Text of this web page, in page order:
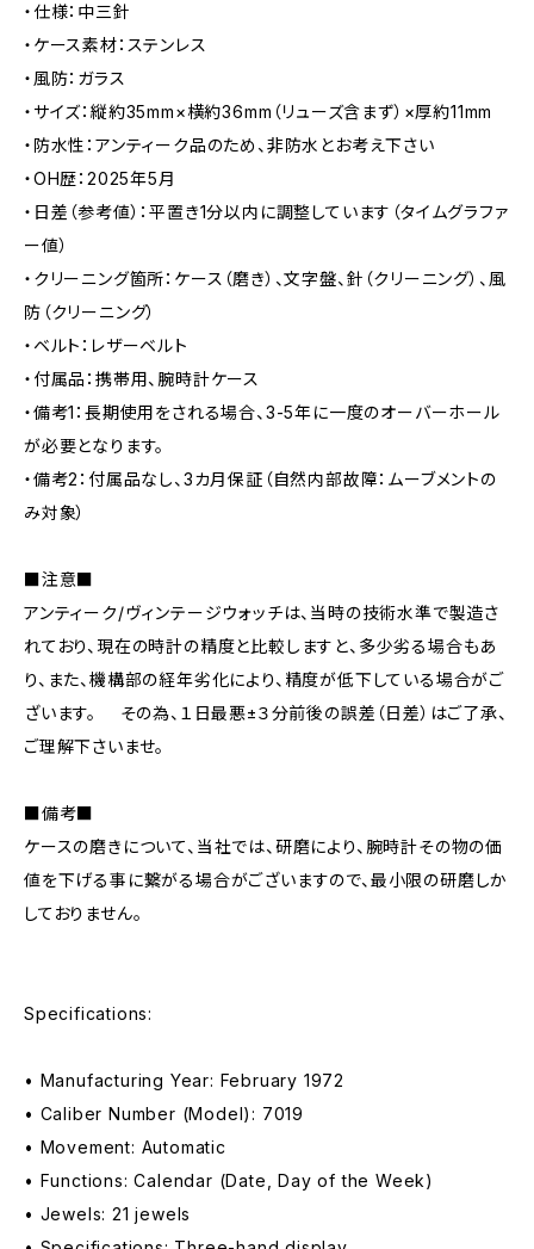
・仕様：中三針
・ケース素材：ステンレス
・風防：ガラス
・サイズ：縦約35mm×横約36mm（リューズ含まず）×厚約11mm
・防水性：アンティーク品のため、非防水とお考え下さい
・OH歴：2025年5月
・日差（参考値）：平置き1分以内に調整しています（タイムグラファ
ー値）
・クリーニング箇所：ケース（磨き）、文字盤、針（クリーニング）、風
防（クリーニング）
・ベルト：レザーベルト
・付属品：携帯用、腕時計ケース
・備考1：長期使用をされる場合、3-5年に一度のオーバーホール
が必要となります。
・備考2：付属品なし、3カ月保証（自然内部故障：ムーブメントの
み対象）
■注意■
アンティーク/ヴィンテージウォッチは、当時の技術水準で製造さ
れており、現在の時計の精度と比較しますと、多少劣る場合もあ
り、また、機構部の経年劣化により、精度が低下している場合がご
ざいます。 その為、１日最悪±３分前後の誤差（日差）はご了承、
ご理解下さいませ。
■備考■
ケースの磨きについて、当社では、研磨により、腕時計その物の価
値を下げる事に繋がる場合がございますので、最小限の研磨しか
しておりません。
Specifications:
• Manufacturing Year: February 1972
• Caliber Number (Model): 7019
• Movement: Automatic
• Functions: Calendar (Date, Day of the Week)
• Jewels: 21 jewels